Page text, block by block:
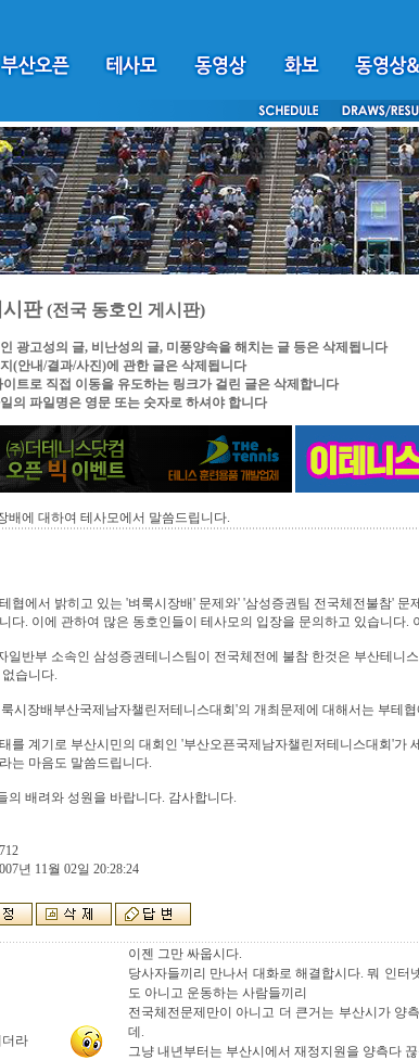
판(전국 동호인 게시판)
광고성의 글, 비난성의 글, 미풍양속을 해치는 글 등은 삭제됩니다
(안내/결과/사진)에 관한 글은 삭제됩니다
트로 직접 이동을 유도하는 링크가 걸린 글은 삭제합니다
의 파일명은 영문 또는 숫자로 하셔야 합니다
배에 대하여 테사모에서 말씀드립니다.
협에서 밝히고 있는 '벼룩시장배' 문제와' '삼성증권팀 전국체전불참'
다. 이에 관하여 많은 동호인들이 테사모의 입장을 문의하고 있습니다.
일반부 소속인 삼성증권테니스팀이 전국체전에 불참 한것은 부산테니
습니다.
시장배부산국제남자챌린저테니스대회'의 개최문제에 대해서는 부테
를 계기로 부산시민의 대회인 '부산오픈국제남자챌린저테니스대회'가
는 마음도 말씀드립니다.
의 배려와 성원을 바랍니다. 감사합니다.
년 11월 02일 20:28:24
라
이젠 그만 싸웁시다.
당사자들끼리 만나서 대화로 해결합시다. 뭐 인터
도 아니고 운동하는 사람들끼리
전국체전문제만이 아니고 더 큰거는 부산시가 양
데.
그냥 내년부터는 부산시에서 재정지원을 양측다